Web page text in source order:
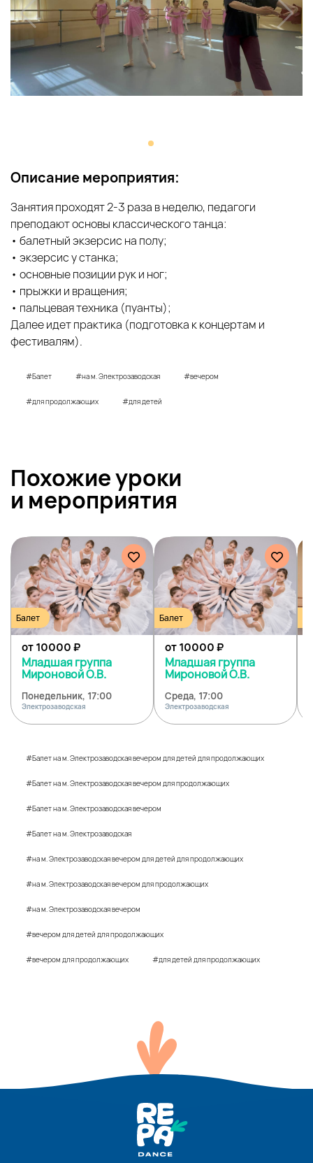
Описание мероприятия:
Занятия проходят 2-3 раза в неделю, педагоги
преподают основы классического танца:
• балетный экзерсис на полу;
• экзерсис у станка;
• основные позиции рук и ног;
• прыжки и вращения;
• пальцевая техника (пуанты);
Далее идет практика (подготовка к концертам и
фестивалям).
#Балет #на м. Электрозаводская #вечером
#для продолжающих #для детей
Похожие уроки
и мероприятия
Балет
от 10000₽
Младшая группа
Мироновой О.В.
Понедельник, 17:00
Электрозаводская
Балет
от 10000₽
Младшая группа
Мироновой О.В.
Среда, 17:00
Электрозаводская
#Балет на м. Электрозаводская вечером для детей для продолжающих
#Балет на м. Электрозаводская вечером для продолжающих
#Балет на м. Электрозаводская вечером
#Балет на м. Электрозаводская
#на м. Электрозаводская вечером для детей для продолжающих
#на м. Электрозаводская вечером для продолжающих
#на м. Электрозаводская вечером
#вечером для детей для продолжающих
#вечером для продолжающих #для детей для продолжающих